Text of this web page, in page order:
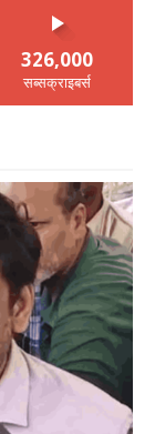
326,000
सब्सक्राइबर्स